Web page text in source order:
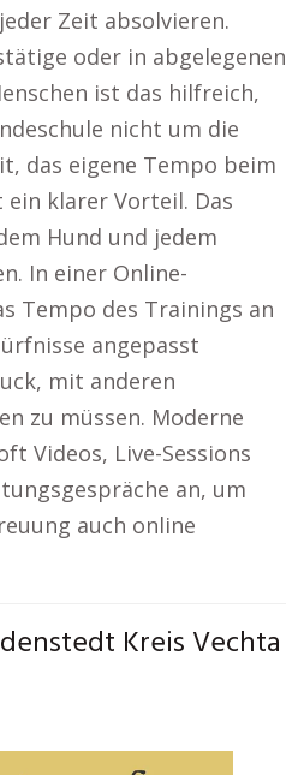
Zeit absolvieren.
oder in abgelegenen
ist das hilfreich,
nicht um die
das eigene Tempo beim
ein klarer Vorteil. Das
Hund und jedem
In einer Online-
Tempo des Trainings an
angepasst
mit anderen
zu müssen. Moderne
Videos, Live-Sessions
an, um
auch online
Kreis Vechta